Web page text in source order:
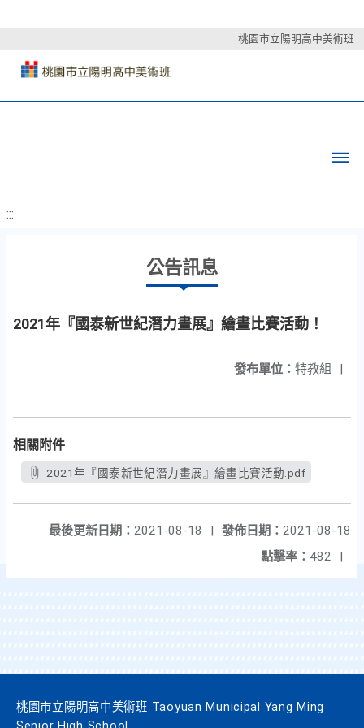
桃園市立陽明高中美術班
:::
公告訊息
2021年『國泰新世紀潛力畫展』繪畫比賽活動！
發布單位： 特教組 |
相關附件
2021年『國泰新世紀潛力畫展』繪畫比賽活動.pdf
發佈日期： 2021-08-18
最後更新日期： 2021-08-18
|
點擊率： 482 |
桃園市立陽明高中美術班 Taoyuan Municipal Yang Ming